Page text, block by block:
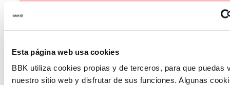
Esta página web usa cookies
BBK utiliza cookies propias y de terceros, para que puedas
nuestro sitio web y disfrutar de sus funciones. Algunas
Habitantes del futuro
prospectiva ciudadana orientado a
introducir la participación de la